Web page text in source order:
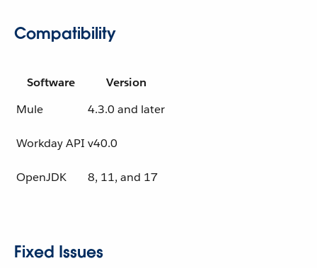
Compatibility
Software
Version
Mule
4.3.0 and later
Workday API v40.0
OpenJDK 8, 11, and 17
Fixed Issues